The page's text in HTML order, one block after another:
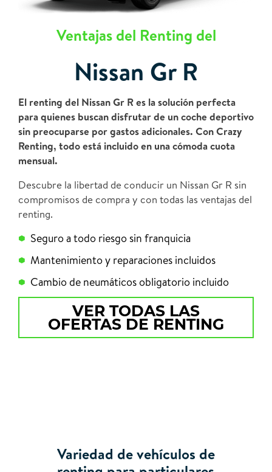
Ventajas del Renting del
Nissan Gr R
El renting del Nissan Gr R es la solución perfecta
para quienes buscan disfrutar de un coche deportivo
sin preocuparse por gastos adicionales. Con Crazy
Renting, todo está incluido en una cómoda cuota
mensual.
Descubre la libertad de conducir un Nissan Gr R sin
compromisos de compra y con todas las ventajas del
renting.
Seguro a todo riesgo sin franquicia
Mantenimiento y reparaciones incluidos
Cambio de neumáticos obligatorio incluido
VER TODAS LAS
OFERTAS DE RENTING
Variedad de vehículos de